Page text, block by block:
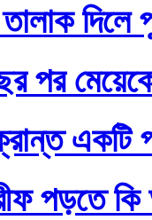
দিলে
পর
পড়তে